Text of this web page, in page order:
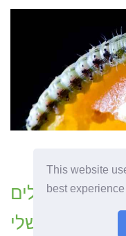
This website
best
מה אוכלים